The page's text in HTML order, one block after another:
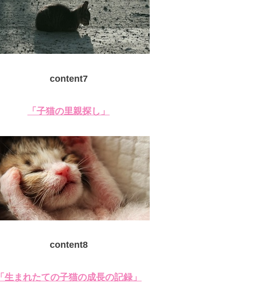
content7
「子猫の里親探し」
content8
「生まれたての子猫の成長の記録」